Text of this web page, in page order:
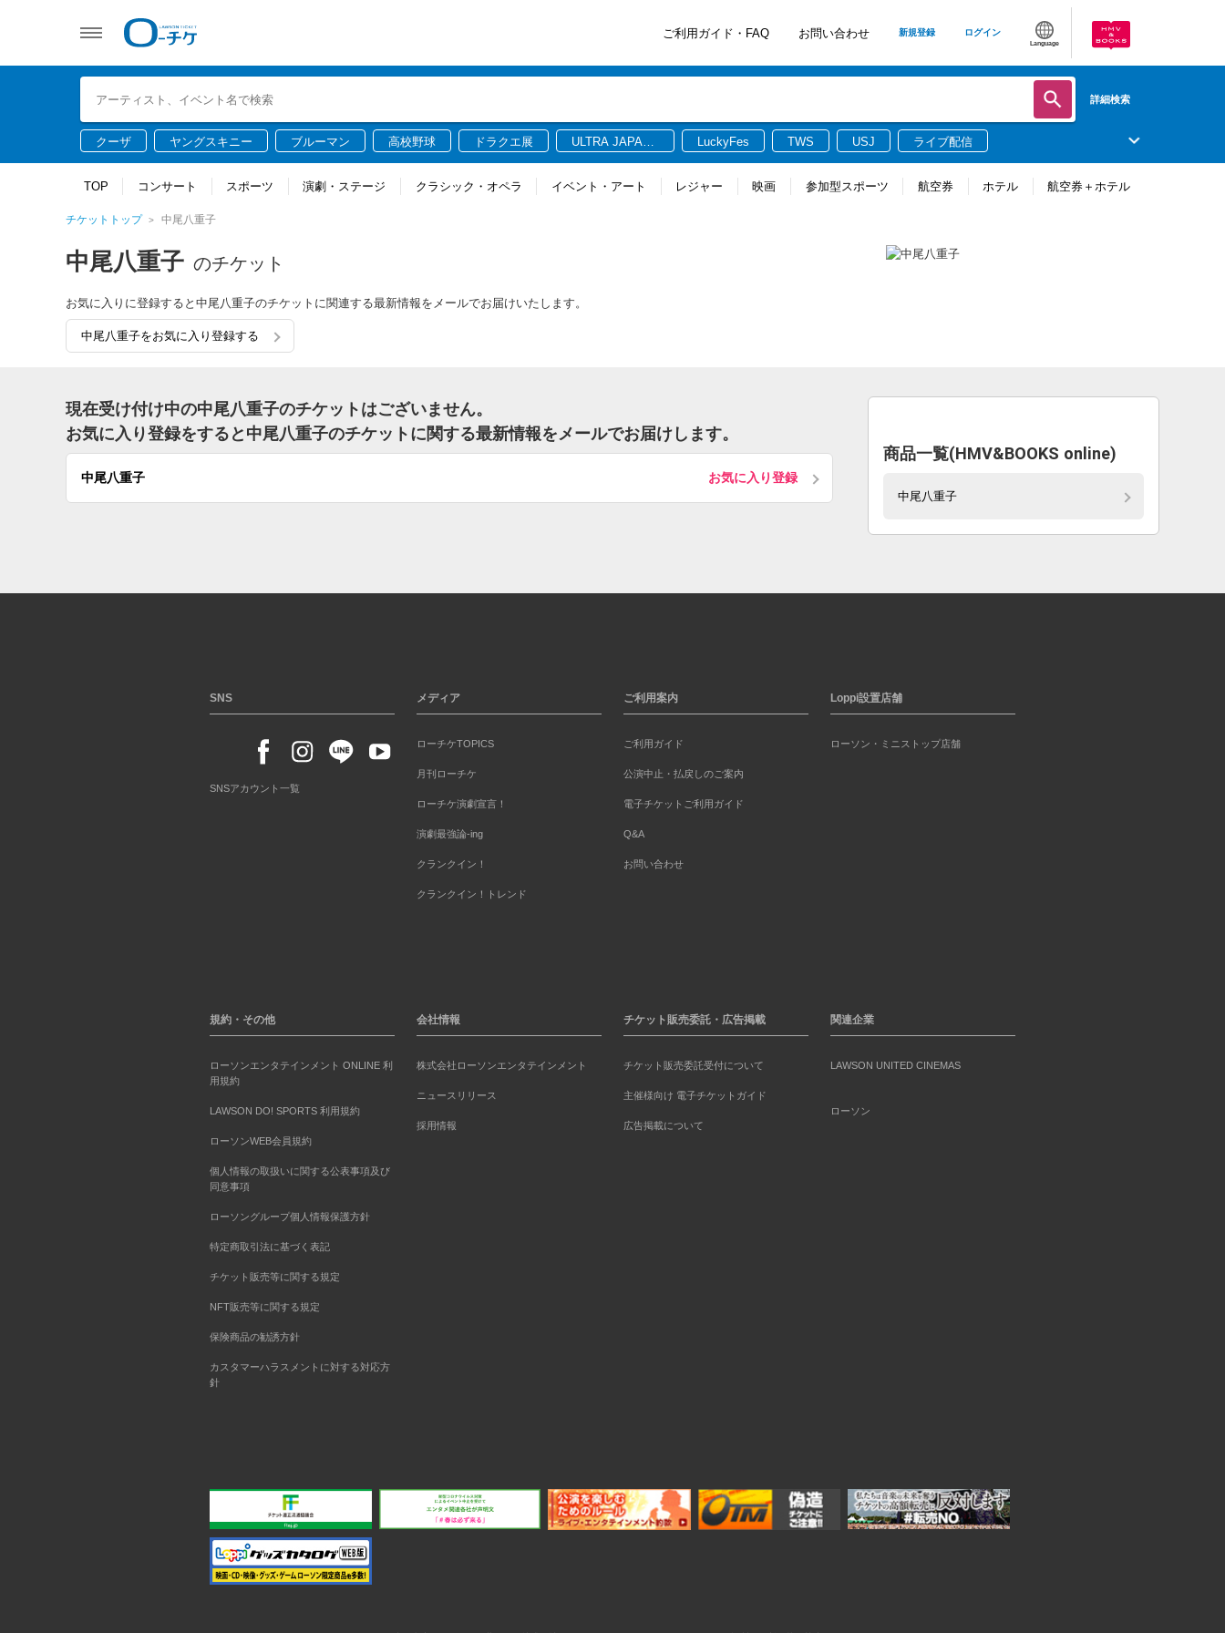
ご利用ガイド・FAQ お問い合わせ 新規登録 ログイン
Language
詳細検索
クーザ ヤングスキニー ブルーマン 高校野球 ドラクエ展
ULTRA JAPAN
LuckyFes TWS USJ ライブ配信
TOP コンサート スポーツ 演劇・ステージ クラシック・オペラ イベント・アート レジャー 映画 参加型スポーツ 航空券 ホテル 航空券＋ホテル
チケットトップ 中尾八重子
中尾八重子 のチケット
お気に入りに登録すると中尾八重子のチケットに関連する最新情報をメールでお届けいたします。
中尾八重子をお気に入り登録する
現在受け付け中の中尾八重子のチケットはございません。
お気に入り登録をすると中尾八重子のチケットに関する最新情報をメールでお届けします。
中尾八重子 お気に入り登録
商品一覧(HMV&BOOKS online)
中尾八重子
SNS
SNSアカウント一覧
メディア
ローチケTOPICS
月刊ローチケ
ローチケ演劇宣言！
演劇最強論-ing
クランクイン！
クランクイン！トレンド
ご利用案内
ご利用ガイド
公演中止・払戻しのご案内
電子チケットご利用ガイド
Q&A
お問い合わせ
Loppi設置店舗
ローソン・ミニストップ店舗
規約・その他
ローソンエンタテインメント ONLINE 利
用規約
LAWSON DO! SPORTS 利用規約
ローソンWEB会員規約
個人情報の取扱いに関する公表事項及び
同意事項
ローソングループ個人情報保護方針
特定商取引法に基づく表記
チケット販売等に関する規定
NFT販売等に関する規定
保険商品の勧誘方針
カスタマーハラスメントに対する対応方
針
会社情報
株式会社ローソンエンタテインメント
ニュースリリース
採用情報
チケット販売委託・広告掲載
チケット販売委託受付について
主催様向け 電子チケットガイド
広告掲載について
関連企業
LAWSON UNITED CINEMAS
ローソン